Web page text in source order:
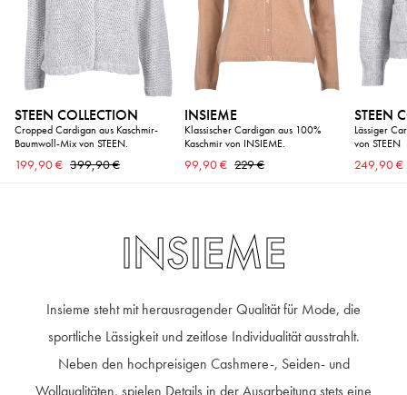
STEEN COLLECTION
Cropped Cardigan aus Kaschmir-
Baumwoll-Mix von STEEN.
199,90 € 399,90 €
INSIEME
Klassischer Cardigan aus 100%
Kaschmir von INSIEME.
99,90 € 229 €
STEEN
Lässiger
von STEEN
249,90 €
INSIEME
Insieme steht mit herausragender Qualität für Mode, die
sportliche Lässigkeit und zeitlose Individualität ausstrahlt.
Neben den hochpreisigen Cashmere-, Seiden- und
Wollqualitäten, spielen Details in der Ausarbeitung stets eine